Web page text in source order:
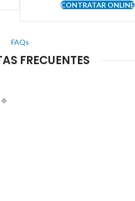
CONTRATAR ONLINE
FAQs
FRECUENTES